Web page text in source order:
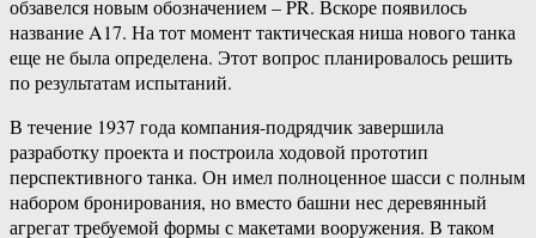
обзавелся новым обозначением – PR. Вскоре появилось
название A17. На тот момент тактическая ниша нового танка
еще не была определена. Этот вопрос планировалось решить
по результатам испытаний.
В течение 1937 года компания-подрядчик завершила
разработку проекта и построила ходовой прототип
перспективного танка. Он имел полноценное шасси с полным
набором бронирования, но вместо башни нес деревянный
агрегат требуемой формы с макетами вооружения. В таком